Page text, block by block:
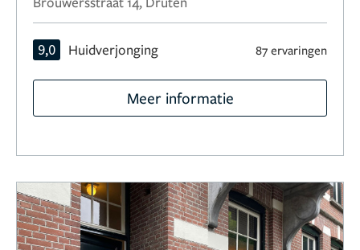
9,0 Huidverjonging 87 ervaringen
Meer informatie